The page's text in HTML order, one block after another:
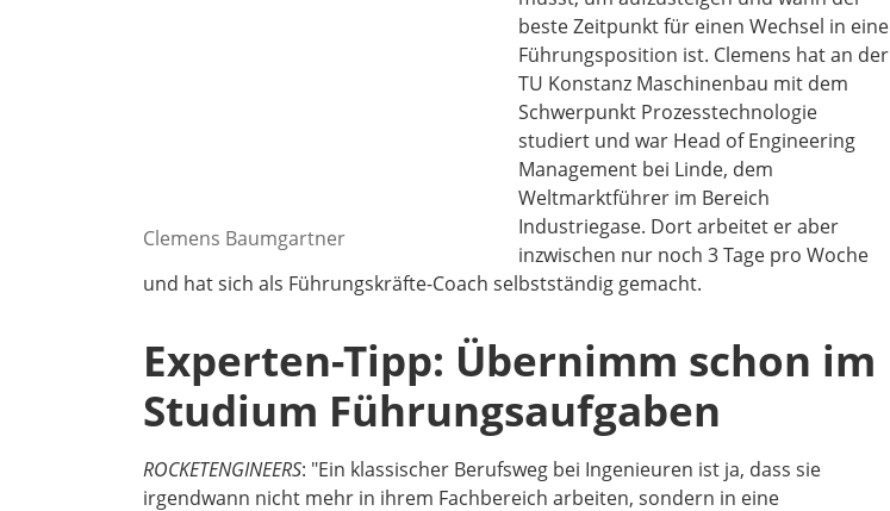
Clemens Baumgartner
beste Zeitpunkt für einen Wechsel in eine
Führungsposition ist. Clemens hat an der
TU Konstanz Maschinenbau mit dem
Schwerpunkt Prozesstechnologie
studiert und war Head of Engineering
Management bei Linde, dem
Weltmarktführer im Bereich
Industriegase. Dort arbeitet er aber
inzwischen nur noch 3 Tage pro Woche
und hat sich als Führungskräfte-Coach selbstständig gemacht.
Experten-Tipp: Übernimm schon im
Studium Führungsaufgaben
ROCKETENGINEERS: "Ein klassischer Berufsweg bei Ingenieuren ist ja, dass sie
irgendwann nicht mehr in ihrem Fachbereich arbeiten, sondern in eine